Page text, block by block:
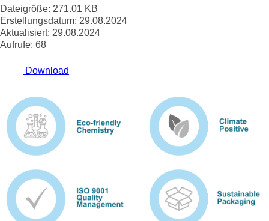
Dateigröße: 271.01 KB
Erstellungsdatum: 29.08.2024
Aktualisiert: 29.08.2024
Aufrufe: 68
Download